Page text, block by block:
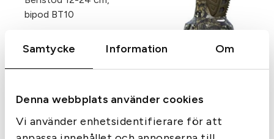
Samtycke Information Om
Denna webbplats använder cookies
Vi använder enhetsidentifierare för att
bipod BT10